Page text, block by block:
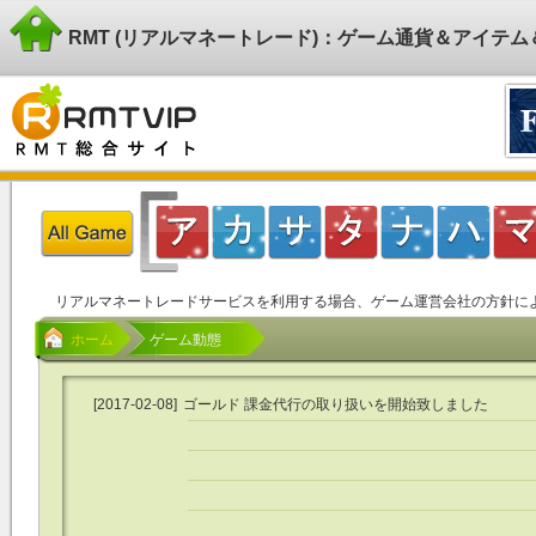
RMT (リアルマネートレード)：ゲーム通貨＆アイテ
リアルマネートレードサービスを利用する場合、ゲーム運営会社の方針
ホーム ゲーム動態
[2017-02-08] ゴールド 課金代行の取り扱いを開始致しました